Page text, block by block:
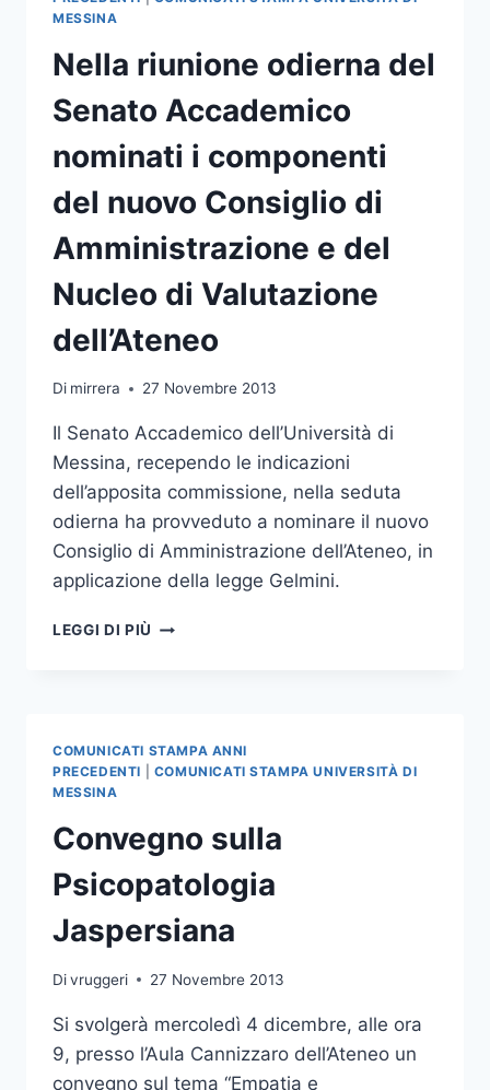
MESSINA
Nella riunione odierna del
Senato Accademico
nominati i componenti
del nuovo Consiglio di
Amministrazione e del
Nucleo di Valutazione
dell’Ateneo
Di mirrera 27 Novembre 2013
Il Senato Accademico dell’Università di
Messina, recependo le indicazioni
dell’apposita commissione, nella seduta
odierna ha provveduto a nominare il nuovo
Consiglio di Amministrazione dell’Ateneo, in
applicazione della legge Gelmini.
LEGGI DI PIÙ NELLA
NOMINATI
DEL
NUOVO
CONSIGLIO
DI
AMMINISTRAZIONE
E
VALUTAZIONE
DELL’ATENEO
COMUNICATI STAMPA ANNI
PRECEDENTI
COMUNICATI STAMPA UNIVERSITÀ DI
MESSINA
Convegno sulla
Psicopatologia
Jaspersiana
Divruggeri 27 Novembre 2013
Si svolgerà mercoledì 4 dicembre, alle ora
9, presso l’Aula Cannizzaro dell’Ateneo un
convegno sul tema “Empatia e